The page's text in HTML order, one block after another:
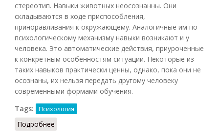
стереотип. Навыки животных неосознанны. Они
складываются в ходе приспособления,
приноравливания к окружающему. Аналогичные им по
психологическому механизму навыки возникают и у
человека. Это автоматические действия, приуроченные
к конкретным особенностям ситуации. Некоторые из
таких навыков практически ценны, однако, пока они не
осознаны, их нельзя передать другому человеку
современными формами обучения.
Tags:
Психология
Подробнее